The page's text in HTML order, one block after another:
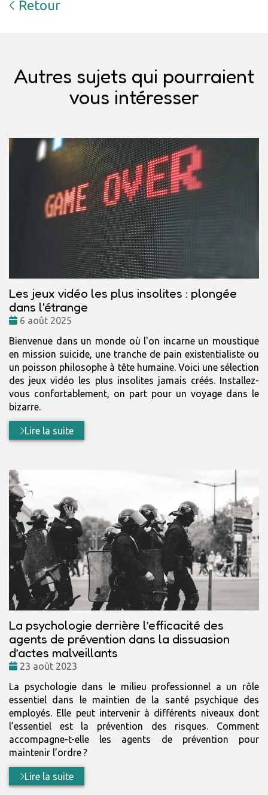
Retour
Autres sujets qui pourraient
vous intéresser
Les jeux vidéo les plus insolites : plongée
dans l'étrange
Date
6 août 2025
Bienvenue dans un monde où l'on incarne un moustique
en mission suicide, une tranche de pain existentialiste ou
un poisson philosophe à tête humaine. Voici une sélection
des jeux vidéo les plus insolites jamais créés. Installez-
vous confortablement, on part pour un voyage dans le
bizarre.
Lire la suite
La psychologie derrière l’efficacité des
agents de prévention dans la dissuasion
d’actes malveillants
Date
23 août 2023
La psychologie dans le milieu professionnel a un rôle
essentiel dans le maintien de la santé psychique des
employés. Elle peut intervenir à différents niveaux dont
l’essentiel est la prévention des risques. Comment
accompagne-t-elle les agents de prévention pour
maintenir l’ordre ?
Lire la suite